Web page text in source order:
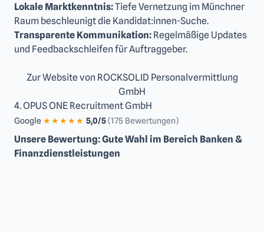
Lokale Marktkenntnis:Tiefe Vernetzung im Münchner
Raum beschleunigt die Kandidat:innen-Suche.
Transparente Kommunikation: Regelmäßige Updates
und Feedbackschleifen für Auftraggeber.
Zur Website von ROCKSOLID Personalvermittlung
GmbH
4. OPUS ONE Recruitment GmbH
Google ★★★★★ 5,0/5(175 Bewertungen)
Unsere Bewertung: Gute Wahl im Bereich Banken &
Finanzdienstleistungen